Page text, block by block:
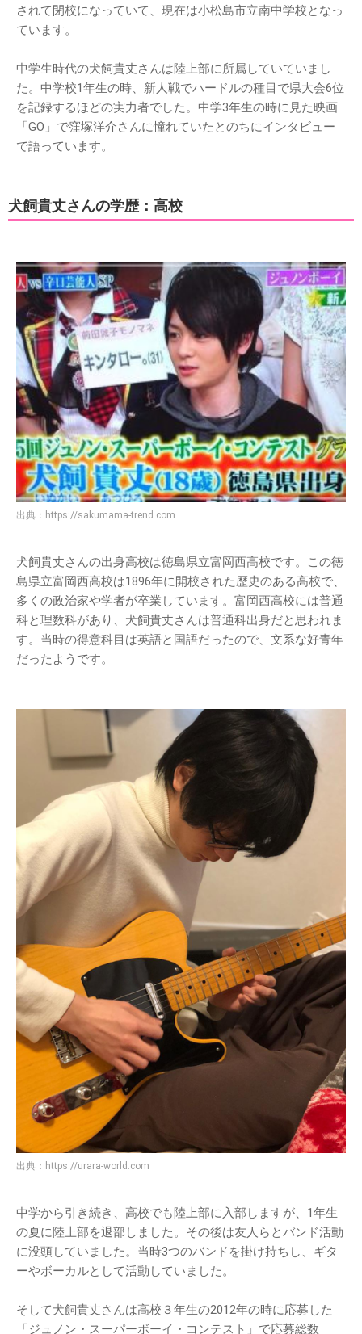
されて閉校になっていて、現在は小松島市立南中学校となっ
ています。
中学生時代の犬飼貴丈さんは陸上部に所属していていまし
た。中学校1年生の時、新人戦でハードルの種目で県大会6位
を記録するほどの実力者でした。中学3年生の時に見た映画
「GO」で窪塚洋介さんに憧れていたとのちにインタビュー
で語っています。
犬飼貴丈さんの学歴：高校
出典： https://sakumama-trend.com
犬飼貴丈さんの出身高校は徳島県立富岡西高校です。この徳
島県立富岡西高校は1896年に開校された歴史のある高校で、
多くの政治家や学者が卒業しています。富岡西高校には普通
科と理数科があり、犬飼貴丈さんは普通科出身だと思われま
す。当時の得意科目は英語と国語だったので、文系な好青年
だったようです。
出典： https://urara-world.com
中学から引き続き、高校でも陸上部に入部しますが、1年生
の夏に陸上部を退部しました。その後は友人らとバンド活動
に没頭していました。当時3つのバンドを掛け持ちし、ギタ
ーやボーカルとして活動していました。
そして犬飼貴丈さんは高校３年生の2012年の時に応募した
「ジュノン・スーパーボーイ・コンテスト」で応募総数